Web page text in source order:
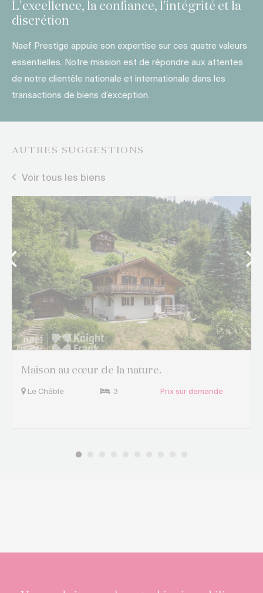
L'excellence, la confiance, l'intégrité et la
discrétion
Naef Prestige appuie son expertise sur ces quatre valeurs
essentielles. Notre mission est de répondre aux attentes
de notre clientèle nationale et internationale dans les
transactions de biens d’exception.
AUTRES SUGGESTIONS
Voir tous les biens
Maison au cœur de la nature.
Le Châble 3 Prix sur demande